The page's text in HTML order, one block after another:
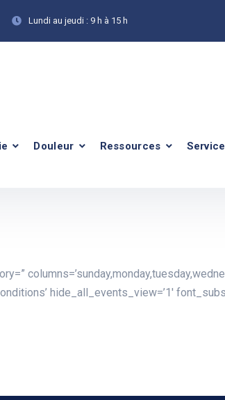
Lundi au jeudi : 9 h à 15 h
Douleur Ressources
hide_all_events_view=’1′